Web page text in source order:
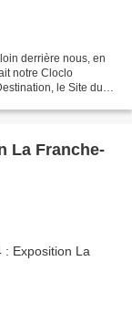
derrière nous, en
notre Cloclo
le Site du
La Franche-